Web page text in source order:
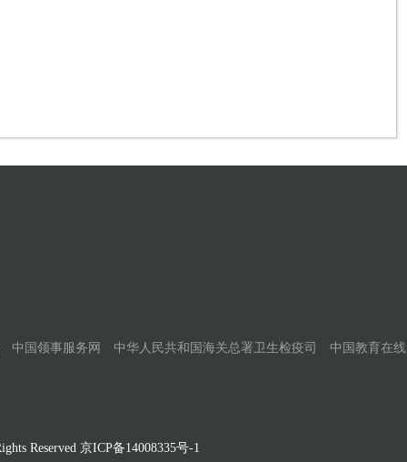
中国领事服务网 中华人民共和国海关总署卫生检疫司 中国教育在线
Reserved 京ICP备14008335号-1